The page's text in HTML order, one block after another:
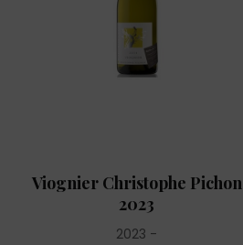
Viognier Christophe Pichon
2023
2023